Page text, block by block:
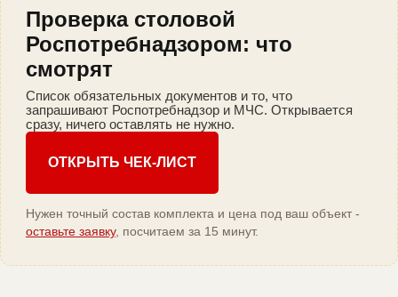
Проверка столовой
Роспотребнадзором: что
смотрят
Список обязательных документов и то, что
запрашивают Роспотребнадзор и МЧС. Открывается
сразу, ничего оставлять не нужно.
ОТКРЫТЬ ЧЕК-ЛИСТ
Нужен точный состав комплекта и цена под ваш объект -
оставьте заявку, посчитаем за 15 минут.